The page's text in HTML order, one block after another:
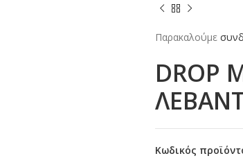
Παρακαλούμε
DROP
Κωδικός